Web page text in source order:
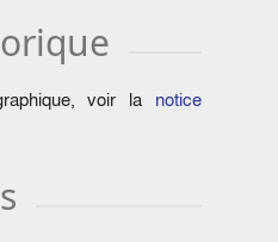
voir la notice